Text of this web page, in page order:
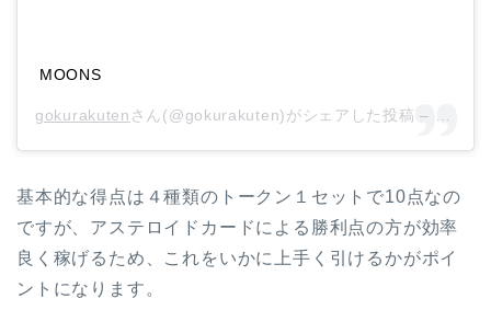
MOONS
gokurakuten さん(@gokurakuten)がシェアした投稿 – 2018
基本的な得点は４種類のトークン１セットで10点なの
ですが、アステロイドカードによる勝利点の方が効率
良く稼げるため、これをいかに上手く引けるかがポイ
ントになります。